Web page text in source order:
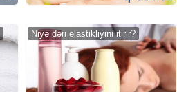
Niyə dəri elastikliyini itirir?